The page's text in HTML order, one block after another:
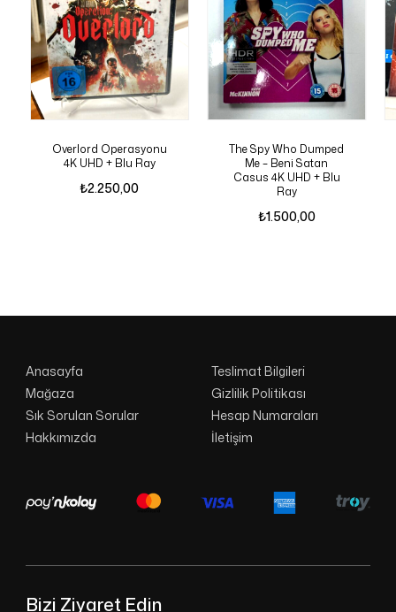
Overlord Operasyonu
4K UHD + Blu Ray
₺2.250,00
The Spy Who Dumped
Me – Beni Satan
Casus 4K UHD + Blu
Ray
₺1.500,00
Bizi Ziyaret Edin
Anasayfa
Mağaza
Sık Sorulan Sorular
Hakkımızda
Teslimat Bilgileri
Gizlilik Politikası
Hesap Numaraları
İletişim